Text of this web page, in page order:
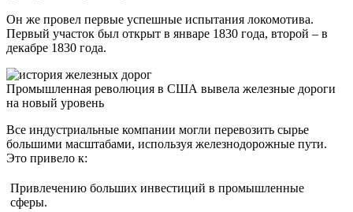
Он же провел первые успешные испытания локомотива.
Первый участок был открыт в январе 1830 года, второй – в
декабре 1830 года.
Промышленная революция в США вывела железные дороги
на новый уровень
Все индустриальные компании могли перевозить сырье
большими масштабами, используя железнодорожные пути.
Это привело к:
Привлечению больших инвестиций в промышленные
сферы.